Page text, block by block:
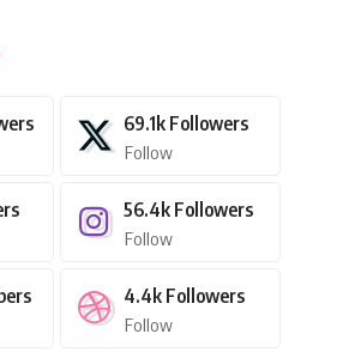
69.1k Followers
Follow
56.4k Followers
Follow
4.4k Followers
Follow